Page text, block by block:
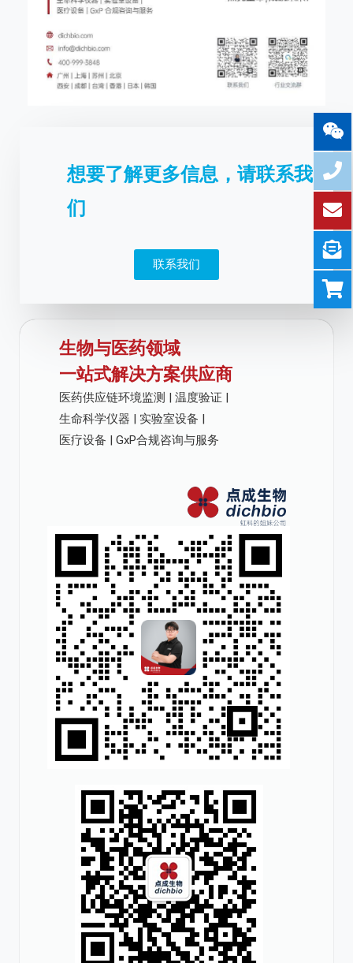
想要了解更多信息，请联系我
们
联系我们
生物与医药领域
一站式解决方案供应商
医药供应链环境监测 | 温度验证 |
生命科学仪器 | 实验室设备 |
医疗设备 | GxP合规咨询与服务